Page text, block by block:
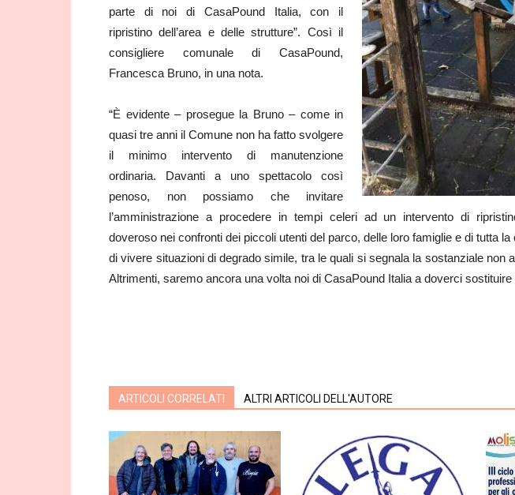
parte di noi di CasaPound Italia, con il
ripristino dell’area e delle strutture”. Così il
consigliere comunale di CasaPound,
Francesca Bruno, in una nota.
“È evidente – prosegue la Bruno – come in
quasi tre anni il Comune non ha fatto svolgere
il minimo intervento di manutenzione
ordinaria. Davanti a uno spettacolo così
penoso, non possiamo che invitare
l’amministrazione a procedere in tempi celeri ad un intervento di
doveroso nei confronti dei piccoli utenti del parco, delle loro famiglie e di tutta
di vivere situazioni di degrado simile, tra le quali si segnala la sostanziale non
Altrimenti, saremo ancora una volta noi di CasaPound Italia a doverci sostituire
ARTICOLI CORRELATI ALTRI ARTICOLI DELL'AUTORE